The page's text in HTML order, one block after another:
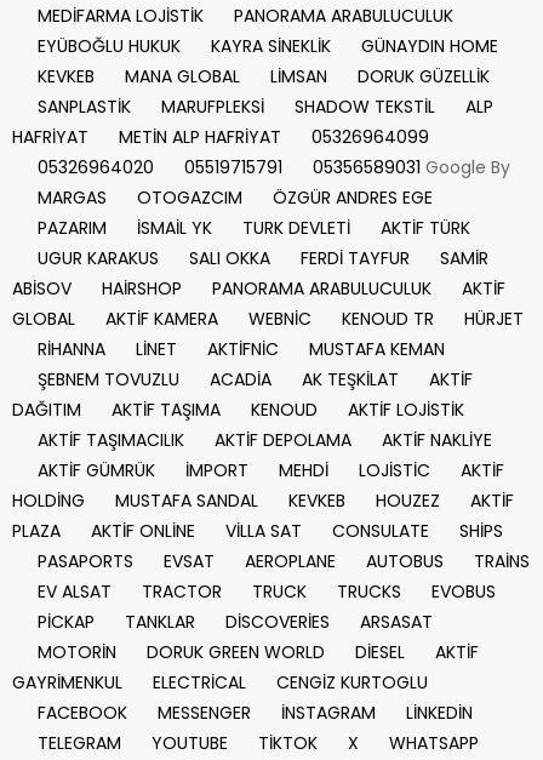
MEDİFARMA LOJİSTİK
PANORAMA ARABULUCULUK
EYÜBOĞLU HUKUK
KAYRA SİNEKLİK
GÜNAYDIN HOME
KEVKEB
MANA GLOBAL LİMSAN
DORUK GÜZELLİK
SANPLASTİK
MARUFPLEKSİ SHADOW TEKSTİL
ALP
HAFRİYAT
METİN ALP HAFRİYAT
05326964099
05326964020
05519715791 05356589031 Google By
MARGAS
OTOGAZCIM
ÖZGÜR ANDRES EGE
PAZARIM
İSMAİL YK TURK DEVLETİ
AKTİF TÜRK
UGUR KARAKUS
SALI OKKA FERDİ TAYFUR
SAMİR
ABİSOV
HAİRSHOP PANORAMA ARABULUCULUK
AKTİF
GLOBAL
AKTİF KAMERA WEBNİC KENOUD TR
HÜRJET
RİHANNA
LİNET AKTİFNİC
MUSTAFA KEMAN
ŞEBNEM TOVUZLU
ACADİA AK TEŞKİLAT
AKTİF
DAĞITIM
AKTİF TAŞIMA KENOUD
AKTİF LOJİSTİK
AKTİF TAŞIMACILIK
AKTİF DEPOLAMA
AKTİF NAKLİYE
AKTİF GÜMRÜK
İMPORT MEHDİ LOJİSTİC
AKTİF
HOLDİNG
MUSTAFA SANDAL KEVKEB HOUZEZ
AKTİF
PLAZA
AKTİF ONLİNE VİLLA SAT CONSULATE
SHİPS
PASAPORTS
EVSAT AEROPLANE AUTOBUS
TRAİNS
EV ALSAT
TRACTOR TRUCK TRUCKS
EVOBUS
PİCKAP
TANKLAR DİSCOVERİES
ARSASAT
MOTORİN
DORUK GREEN WORLD DİESEL
AKTİF
GAYRİMENKUL
ELECTRİCAL
CENGİZ KURTOGLU
FACEBOOK
MESSENGER İNSTAGRAM
LİNKEDİN
TELEGRAM
YOUTUBE TİKTOK X
WHATSAPP